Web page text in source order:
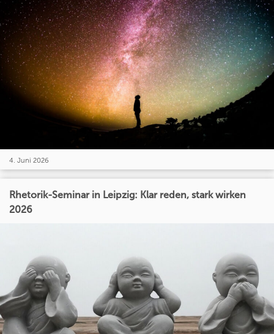
4. Juni 2026
Rhetorik-Seminar in Leipzig: Klar reden, stark wirken
2026